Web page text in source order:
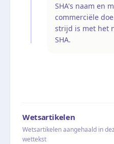
SHA's naam en
commerciële
strijd is met het
SHA.
Wetsartikelen
Wetsartikelen aangehaald in
wettekst